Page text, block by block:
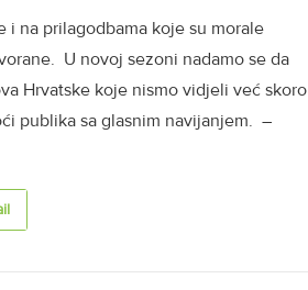
i na prilagodbama koje su morale
U novoj sezoni nadamo se da
Hrvatske koje nismo vidjeli već skoro
publika sa glasnim navijanjem. –